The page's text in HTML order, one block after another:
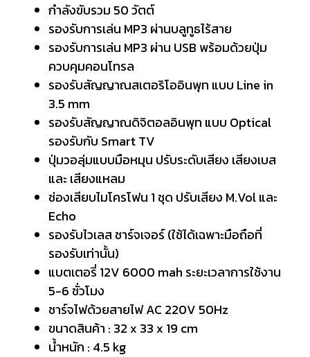
กำลังขับรวม 50 วัตต์
รองรับการเล่น MP3 ผ่านบลูทูธไร้สาย
รองรับการเล่น MP3 ผ่าน USB พร้อมด้วยปุ่ม
ควบคุมคอนโทรล
รองรับสัญญาณสเตอริโออินพุท แบบ Line in
3.5 mm
รองรับสัญญาณดิจิตอลอินพุท แบบ Optical
รองรับกับ Smart TV
ปุ่มวอลุ่มแบบมือหมุน ปรับระดับเสียง เสียงเบส
และ เสียงแหลม
ช่องเสียบไมโครโฟน 1 ชุด ปรับเสียง M.Vol และ
Echo
รองรับไวเลส ชาร์จเจอร์ (ใช้ได้เฉพาะมือถือที่
รองรับเท่านั้น)
แบตเตอรี่ 12V 6000 mah ระยะเวลาการใช้งาน
5-6 ชั่วโมง
ชาร์จไฟด้วยสายไฟ AC 220V 50Hz
ขนาดสินค้า : 32 x 33 x 19 cm
นํ้าหนัก : 4.5 kg